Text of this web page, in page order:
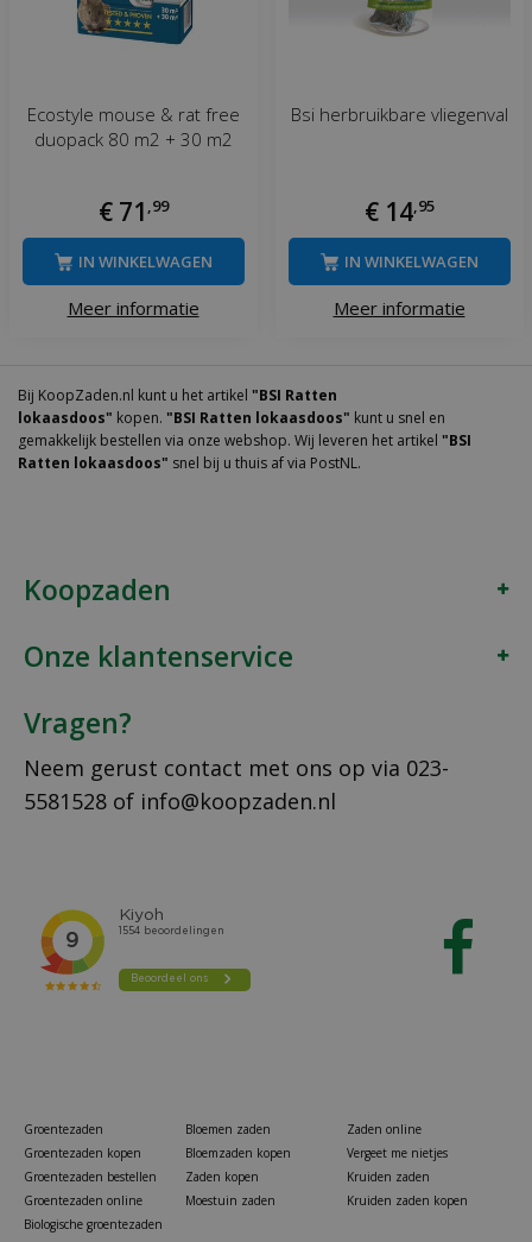
Ecostyle mouse & rat free
duopack 80 m2 + 30 m2
€ 71 ,99
Meer informatie
IN WINKELWAGEN
Bsi herbruikbare vliegenval
€ 14,95
Meer informatie
IN WINKELWAGEN
Bij KoopZaden.nl kunt u het artikel "BSI Ratten
lokaasdoos" kopen. "BSI Ratten lokaasdoos" kunt u snel en
gemakkelijk bestellen via onze webshop. Wij leveren het artikel "BSI
Ratten lokaasdoos" snel bij u thuis af via PostNL.
Koopzaden
Onze klantenservice
Vragen?
Neem gerust contact met ons op via 023-
5581528 of info@koopzaden.nl
Groentezaden
Groentezaden kopen
Groentezaden bestellen
Groentezaden online
Biologische groentezaden
Bloemen zaden
Bloemzaden kopen
Zaden kopen
Moestuin zaden
Zaden online
Vergeet me nietjes
Kruiden zaden
Kruiden zaden kopen